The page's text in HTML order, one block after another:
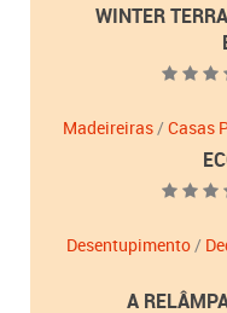
WINTER
Madeireiras/Casas
Desentupimento/
A